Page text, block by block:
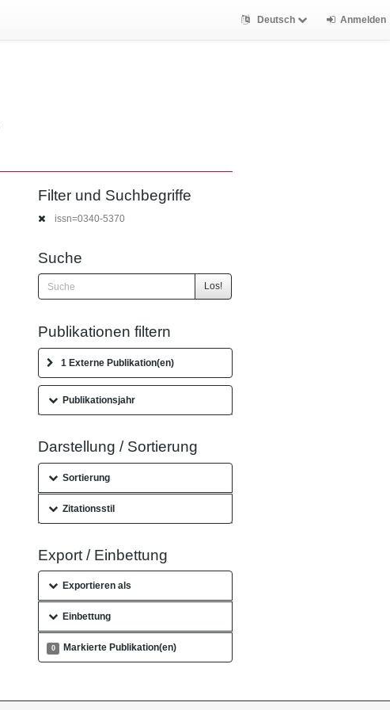
Deutsch Anmelden
Filter und Suchbegriffe
issn=0340-5370
Suche
Los!
Publikationen filtern
1 Externe Publikation(en)
Publikationsjahr
Darstellung / Sortierung
Sortierung
Zitationsstil
Export / Einbettung
Exportieren als
Einbettung
0 Markierte Publikation(en)